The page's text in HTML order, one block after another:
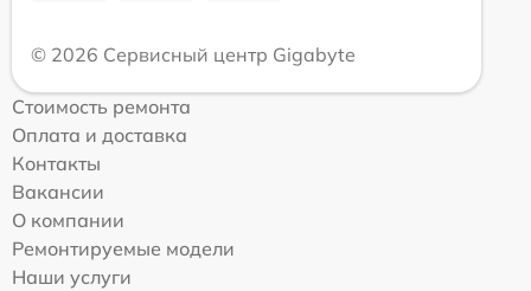
© 2026 Сервисный центр Gigabyte
Стоимость ремонта
Оплата и доставка
Контакты
Вакансии
О компании
Ремонтируемые модели
Наши услуги